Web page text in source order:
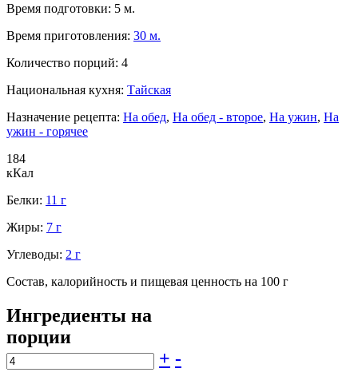
Время подготовки: 5 м.
Время приготовления: 30 м.
Количество порций: 4
Национальная кухня: Тайская
Назначение рецепта: На обед, На обед - второе, На ужин, На
ужин - горячее
184
кКал
Белки: 11 г
Жиры: 7 г
Углеводы: 2 г
Состав, калорийность и пищевая ценность на 100 г
Ингредиенты на
порции
+ -